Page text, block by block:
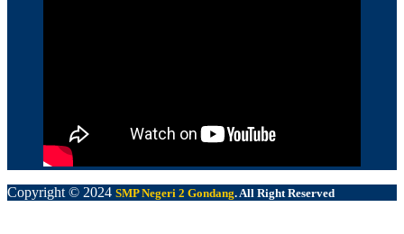
Copyright © 2024 SMP Negeri 2 Gondang. All Right Reserved